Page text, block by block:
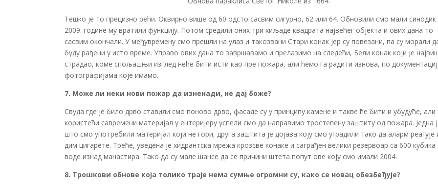
Тешко је то прецизно рећи. Оквирно више од 60 одсто сасвим сигурно, 62 или 64. Обновили смо мали синодик
2009. године му вратили функцију. Потом средили оних три хиљаде квадрата највећег објекта и ових дана то
сасвим окончали. У међувремену смо прешли на улаз и такозвани Стари конак јер су повезани, па су морали
буду рађени у исто време. Управо ових дана то завршавамо и прелазимо на следећи, Бели конак који је
страдао, коме спољашњи изглед неће бити исти као пре пожара, али ћемо га радити изнова, по
фотографијама које имамо.
7. Може ли неки нови пожар да изненади, не дај боже?
Свуда где је било дрво ставили смо поново дрво, фасаде су у принципу камене и такве ће бити и убудуће, али
користећи савремени материјал у ентеријеру успели смо да направимо тростепену заштиту од пожара. Једна
што смо употребили материјал који не гори, друга заштита је дојава коју смо уградили тако да аларм реагује
дим цигарете. Треће, уведена је хидрантска мрежа крозсве конаке и саграђен велики резервоар са 600 кубика
воде изнад манастира. Тако да су мале шансе да се причини штета попут ове коју смо имали 2004.
8. Трошкови обнове која толико траје нема сумње огромни су, како се новац обезбеђује?